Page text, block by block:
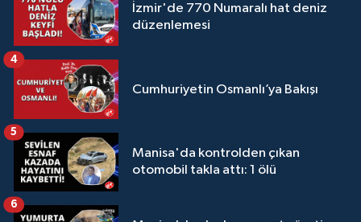
İzmir'de 770 Numaralı hat deniz
düzenlemesi
Cumhuriyetin Osmanlı’ya Bakışı
4
Manisa'da kontrolden çıkan
otomobil takla attı: 1 ölü
5
6